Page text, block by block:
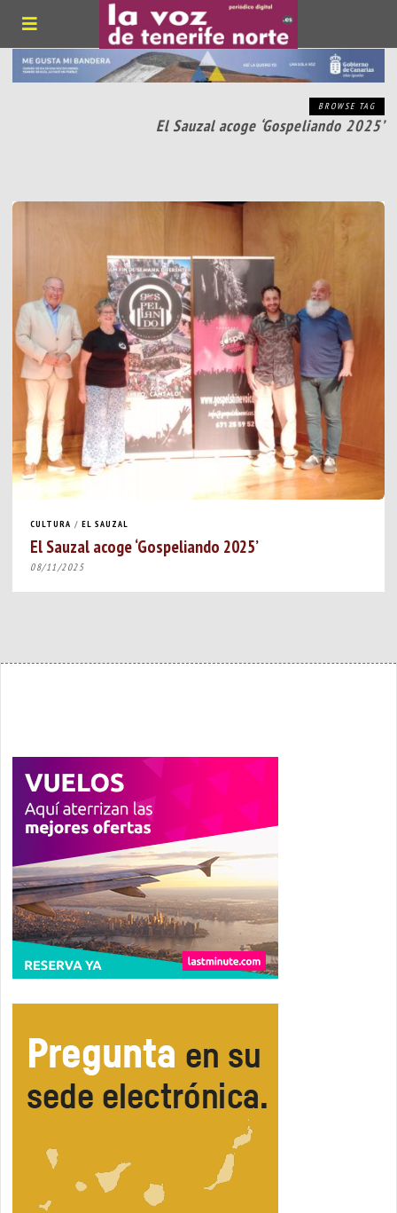
BROWSE TAG
El Sauzal acoge ‘Gospeliando 2025’
CULTURA / EL SAUZAL
El Sauzal acoge ‘Gospeliando 2025’
08/11/2025